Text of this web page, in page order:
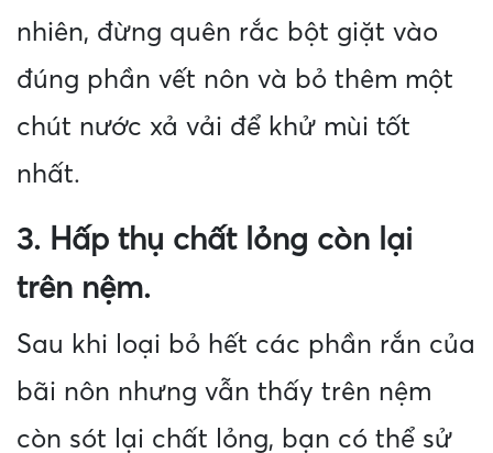
nhiên, đừng quên rắc bột giặt vào
đúng phần vết nôn và bỏ thêm một
chút nước xả vải để khử mùi tốt
nhất.
3. Hấp thụ chất lỏng còn lại
trên nệm.
Sau khi loại bỏ hết các phần rắn của
bãi nôn nhưng vẫn thấy trên nệm
còn sót lại chất lỏng, bạn có thể sử